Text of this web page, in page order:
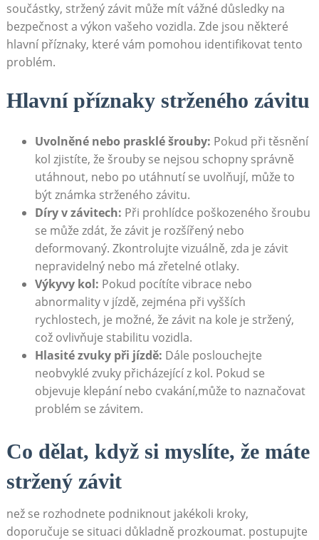
součástky, stržený závit může mít vážné důsledky na
bezpečnost a výkon vašeho vozidla. Zde jsou některé
hlavní příznaky, které vám pomohou identifikovat tento
problém.
Hlavní příznaky strženého závitu
Uvolněné nebo prasklé šrouby: Pokud při těsnění
kol zjistíte, že šrouby se nejsou schopny správně
utáhnout, nebo po utáhnutí se uvolňují, může to
být známka strženého závitu.
Díry v závitech: Při prohlídce poškozeného šroubu
se může zdát, že závit je rozšířený nebo
deformovaný. Zkontrolujte vizuálně, zda je závit
nepravidelný nebo má zřetelné otlaky.
Výkyvy kol: Pokud pocítíte vibrace nebo
abnormality v jízdě, zejména při vyšších
rychlostech, je možné, že závit na kole je stržený,
což ovlivňuje stabilitu vozidla.
Hlasité zvuky při jízdě: Dále poslouchejte
neobvyklé zvuky přicházející z kol. Pokud se
objevuje klepání nebo cvakání,může to naznačovat
problém se závitem.
Co dělat, když si myslíte, že máte
stržený závit
než se rozhodnete podniknout jakékoli kroky,
doporučuje se situaci důkladně prozkoumat. postupujte